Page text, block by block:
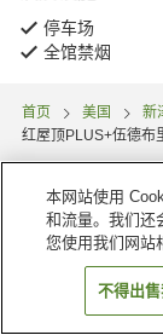
停车场
全馆禁烟
首页 美国 新
红屋顶PLUS+伍德布
本网站使用
和流量。我们还
您使用我们网站
不得出